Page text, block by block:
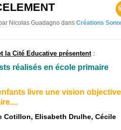
Nicolas Guadagno dans Créations
la Cité Educative présentent:
réalisés en école primaire
livre une vision objective
Cotillon, Elisabeth Drulhe, Cécile